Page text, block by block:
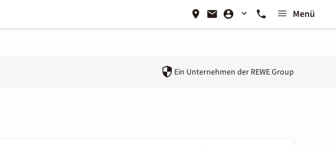
Menü
Ein Unternehmen der REWE Group